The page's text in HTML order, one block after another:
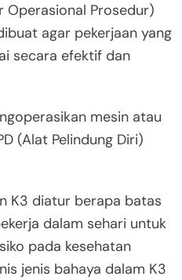
Operasional Prosedur)
agar pekerjaan yang
secara efektif dan
mesin atau
(Alat Pelindung Diri)
K3 diatur berapa batas
dalam sehari untuk
pada kesehatan
jenis bahaya dalam K3